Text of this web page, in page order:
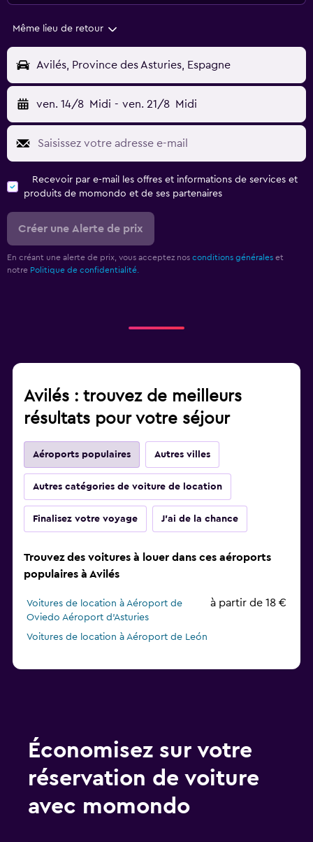
Même lieu de retour
Avilés, Province des Asturies, Espagne
ven. 14/8 Midi - ven. 21/8 Midi
Recevoir par e-mail les offres et informations de services et
produits de momondo et de ses partenaires
Créer une Alerte de prix
En créant une alerte de prix, vous acceptez nos conditions générales et
notre Politique de confidentialité.
Avilés : trouvez de meilleurs
résultats pour votre séjour
Aéroports populaires Autres villes
Autres catégories de voiture de location
Finalisez votre voyage J'ai de la chance
Trouvez des voitures à louer dans ces aéroports
populaires à Avilés
Voitures de location à Aéroport de
Oviedo Aéroport d'Asturies
à partir de 18 €
Voitures de location à Aéroport de León
Économisez sur votre
réservation de voiture
avec momondo